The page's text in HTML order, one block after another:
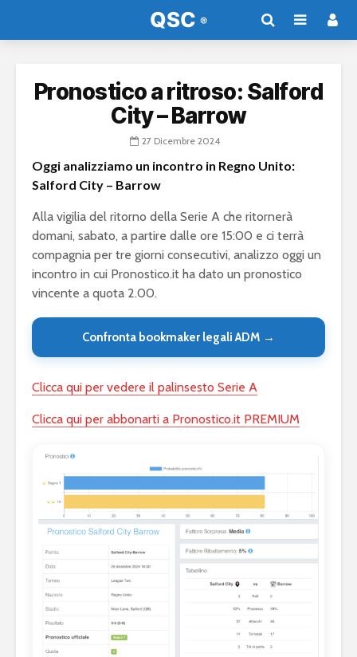
Pronostico a ritroso: Salford
City – Barrow
27 Dicembre 2024
Oggi analizziamo un incontro in Regno Unito:
Salford City – Barrow
Alla vigilia del ritorno della Serie A che ritornerà
domani, sabato, a partire dalle ore 15:00 e ci terrà
compagnia per tre giorni consecutivi, analizzo oggi un
incontro in cui Pronostico.it ha dato un pronostico
vincente a quota 2.00.
Confronta bookmaker legali ADM →
Clicca qui per vedere il palinsesto Serie A
Clicca qui per abbonarti a Pronostico.it PREMIUM